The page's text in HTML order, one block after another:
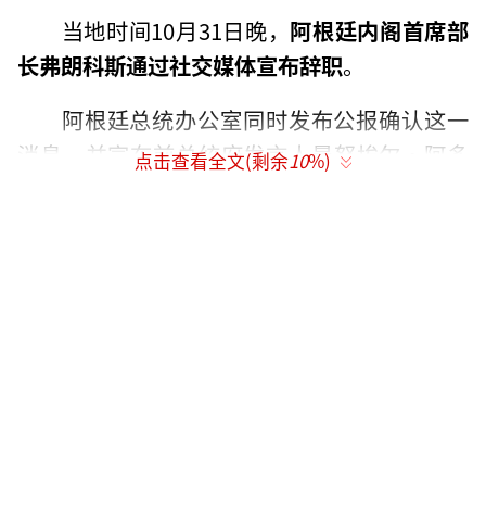
当地时间10月31日晚， 阿根廷内阁首席部
长弗朗科斯通过社交媒体宣布辞职。
阿根廷总统办公室同时发布公报确认这一
消息，并宣布前总统府发言人曼努埃尔·阿多
点击查看全文(剩余10%)